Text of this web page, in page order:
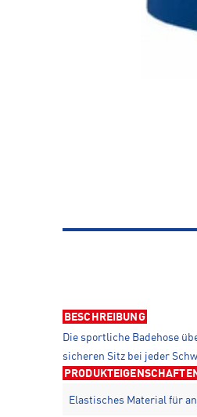
BESCHREIBUNG
Die sportliche Badehose
sicheren Sitz bei jeder
PRODUKTEIGENSCHAFTEN
Elastisches Material für